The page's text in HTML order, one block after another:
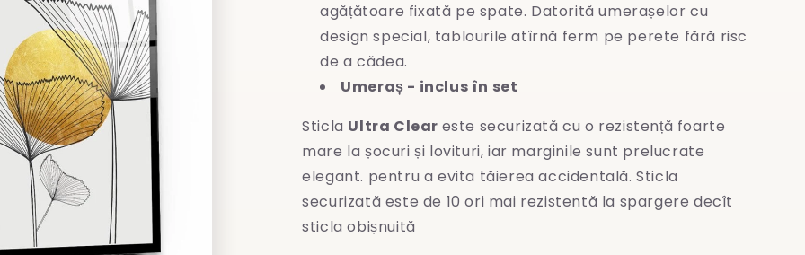
agățătoare fixată pe spate. Datorită umerașelor cu
design special, tablourile atîrnă ferm pe perete fără risc
de a cădea.
Umeraș - inclus în set
Sticla Ultra Clear este securizată cu o rezistență foarte
mare la șocuri și lovituri, iar marginile sunt prelucrate
elegant. pentru a evita tăierea accidentală. Sticla
securizată este de 10 ori mai rezistentă la spargere decît
sticla obișnuită